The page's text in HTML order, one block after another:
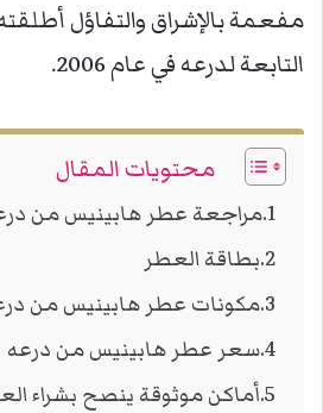
التابعة لدرعه في عام 2006.
محتويات المقال
مراجعة عطر هابينيس من
بطاقة العطر
مكونات عطر هابينيس من
سعر عطر هابينيس من درعه
أماكن موثوقة ينصح بشراء